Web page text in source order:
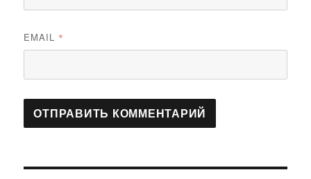
EMAIL *